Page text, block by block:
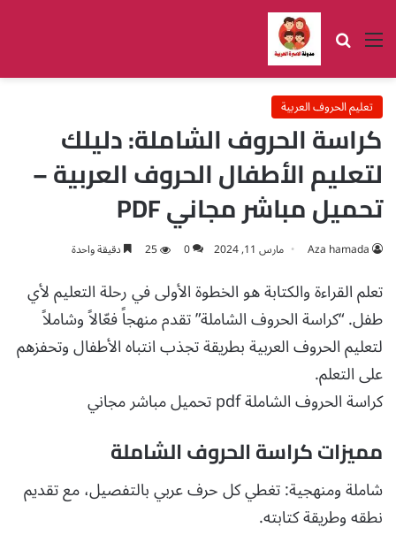
القائمة بحث عن
تعليم الحروف العربية
كراسة الحروف الشاملة: دليلك
لتعليم الأطفال الحروف العربية –
تحميل مباشر مجاني PDF
Aza hamada مارس 11, 2024 0
25 دقيقة واحدة
تعلم القراءة والكتابة هو الخطوة الأولى في رحلة التعليم لأي
طفل. “كراسة الحروف الشاملة” تقدم منهجاً فعّالاً وشاملاً
لتعليم الحروف العربية بطريقة تجذب انتباه الأطفال وتحفزهم
على التعلم.
كراسة الحروف الشاملة pdf تحميل مباشر مجاني
مميزات كراسة الحروف الشاملة
شاملة ومنهجية: تغطي كل حرف عربي بالتفصيل، مع تقديم
نطقه وطريقة كتابته.